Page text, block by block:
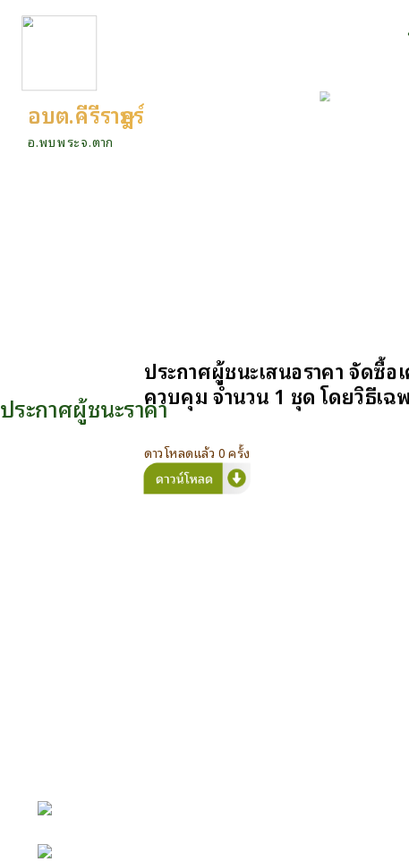
อบต.คีรีราษฎร์
อ.พบพระ จ.ตาก
ประกาศผู้ชนะราคา
ประกาศผู้ชนะเสนอราคา จัดซื้
ควบคุม จำนวน 1 ชุด โดยวิธีเฉพ
ดาวโหลดแล้ว 0 ครั้ง